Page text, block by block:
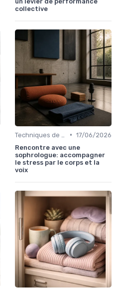
collective
• 17/06/2026
Rencontre avec une
sophrologue: accompagner
le stress par le corps et la
voix